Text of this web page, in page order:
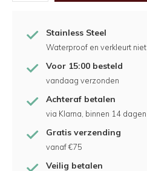
Stainless Steel
Waterproof en verkleurt niet
Voor 15:00 besteld
vandaag verzonden
Achteraf betalen
via Klarna, binnen 14 dagen
Gratis verzending
vanaf €75
Veilig betalen